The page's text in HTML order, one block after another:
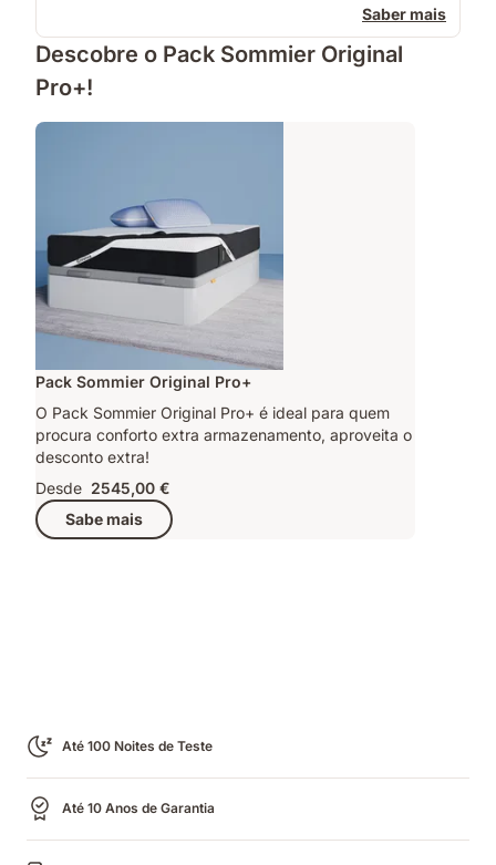
Saber mais
Descobre o Pack Sommier Original
Pro+!
Pack Sommier Original Pro+
O Pack Sommier Original Pro+ é ideal para quem
procura conforto extra armazenamento, aproveita o
desconto extra!
Desde 2545,00 €
Sabe mais
Até 100 Noites de Teste
Até 10 Anos de Garantia